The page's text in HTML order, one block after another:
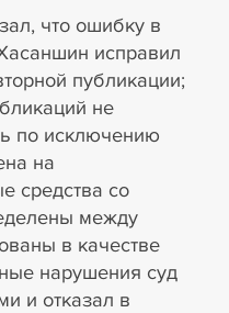
что ошибку в
исправил
публикации;
не
по исключению
на
средства со
между
в качестве
нарушения суд
и отказал в